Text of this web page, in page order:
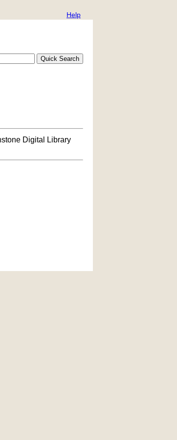
Help
Digital Library